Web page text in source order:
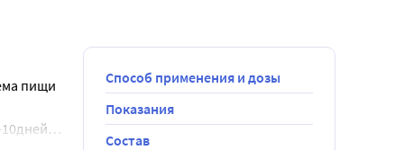
пищи
Способ применения и дозы
Показания
Состав